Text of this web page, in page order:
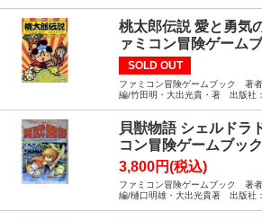
桃太郎伝説 愛と勇気
ァミコン冒険ゲーム
SOLD OUT
ファミコン冒険ゲームブック 著者
編/竹田明・大出光貴・著 出版社
貝獣物語 シェルドラ
コン冒険ゲームブック
3,800円(税込)
ファミコン冒険ゲームブック 著者
編/樋口明雄・大出光貴著 出版社